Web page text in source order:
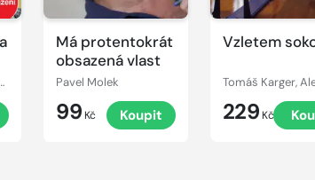
Stránský, Lukáš Hlavica, Pavel Molek, Andrea Elsnerová
Má protentokrát
obsazená vlast
Pavel Molek
99 Kč Koupit
Vzletem
229 Kč